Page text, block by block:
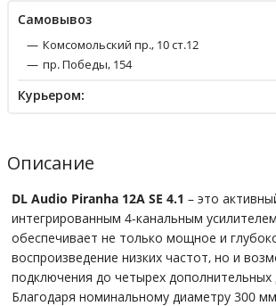
Cамовывоз
Комсомольский пр., 10 ст.12
пр. Победы, 154
Курьером:
Описание
DL Audio Piranha 12A SE 4.1 – это
интегрированным 4-канальным
обеспечивает не только мощное и
воспроизведение низких частот, но и
подключения до четырех дополнительных
Благодаря номинальному диаметру 300